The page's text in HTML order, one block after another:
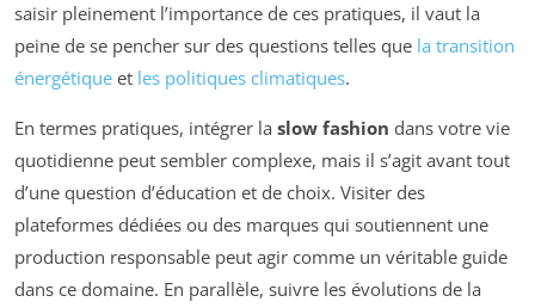
saisir pleinement l’importance de ces pratiques, il vaut la
peine de se pencher sur des questions telles que la transition
énergétique et les politiques climatiques.
En termes pratiques, intégrer la slow fashion dans votre vie
quotidienne peut sembler complexe, mais il s’agit avant tout
d’une question d’éducation et de choix. Visiter des
plateformes dédiées ou des marques qui soutiennent une
production responsable peut agir comme un véritable guide
dans ce domaine. En parallèle, suivre les évolutions de la